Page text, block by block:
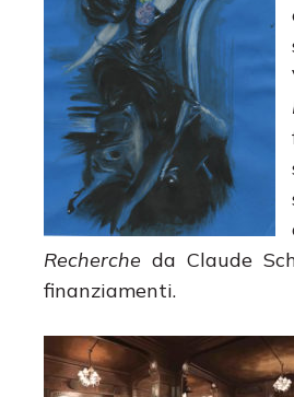
Recherche da Claude
finanziamenti.